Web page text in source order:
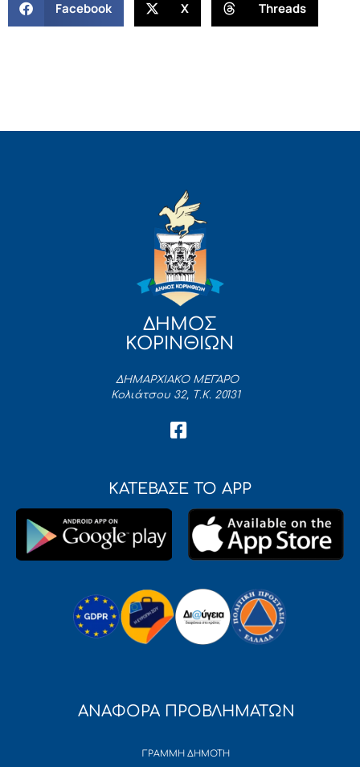
Facebook X Threads
ΔΗΜΟΣ
ΚΟΡΙΝΘΙΩΝ
ΔΗΜΑΡΧΙΑΚΟ ΜΕΓΑΡΟ
Κολιάτσου 32, Τ.Κ. 20131
ΚΑΤΕΒΑΣΕ ΤΟ APP
ΑΝΑΦΟΡΑ ΠΡΟΒΛΗΜΑΤΩΝ
ΓΡΑΜΜΗ ΔΗΜΟΤΗ